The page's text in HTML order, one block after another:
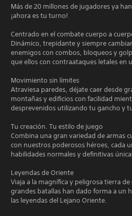
Más de 20 millones de jugadores ya
¡ahora es tu turno!
Centrado en el combate cuerpo a
Dinámico, trepidante y siempre
enemigos con combos, bloqueos y
que ellos con contraataques letales en
Movimiento sin límites
Atraviesa paredes, déjate caer desde
montañas y edificios con facilidad
desprevenidos utilizando tu gancho y
Tu creación. Tu estilo de juego
Combina una gran variedad de armas
con nuestros poderosos héroes, cada
habilidades normales y definitivas
Leyendas de Oriente
Viaja a la magnífica y peligrosa tierra
grandes batallas han dado forma a un
las leyendas del Lejano Oriente.